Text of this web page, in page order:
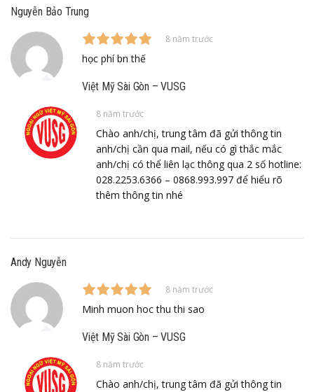
Nguyễn Bảo Trung
8 năm trước
học phí bn thế
Việt Mỹ Sài Gòn – VUSG
8 năm trước
Chào anh/chị, trung tâm đã gửi thông tin
anh/chị cần qua mail, nếu có gì thắc mắc
anh/chị có thể liên lạc thông qua 2 số hotline:
028.2253.6366 – 0868.993.997 để hiểu rõ
thêm thông tin nhé
Andy Nguyễn
8 năm trước
Minh muon hoc thu thi sao
Việt Mỹ Sài Gòn – VUSG
8 năm trước
Chào anh/chị, trung tâm đã gửi thông tin